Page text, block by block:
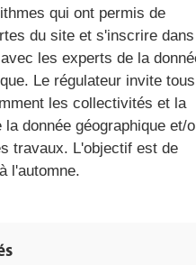
qui ont permis de
du site et s'inscrire dans
les experts de la
Le régulateur invite tous
les collectivités et la
donnée géographique et/
travaux. L'objectif est de
l'automne.